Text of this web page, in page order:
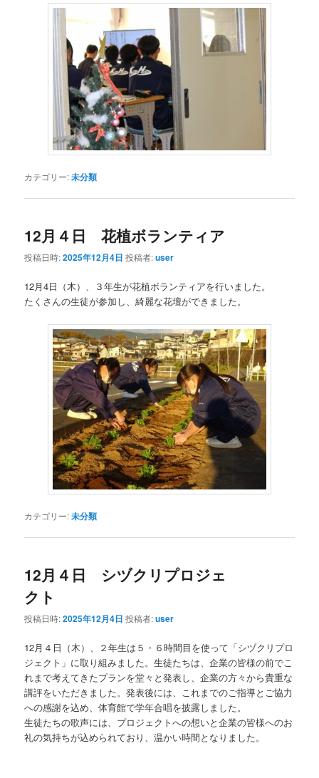
カテゴリー:未分類
12月４日 花植ボランティア
投稿日時:2025年12月4日 投稿者:user
12月4日（木）、３年生が花植ボランティアを行いました。
たくさんの生徒が参加し、綺麗な花壇ができました。
カテゴリー:未分類
12月４日 シヅクリプロジェ
クト
投稿日時:2025年12月4日 投稿者:user
12月４日（木）、２年生は５・６時間目を使って「シヅクリプロ
ジェクト」に取り組みました。生徒たちは、企業の皆様の前でこ
れまで考えてきたプランを堂々と発表し、企業の方々から貴重な
講評をいただきました。発表後には、これまでのご指導とご協力
への感謝を込め、体育館で学年合唱を披露しました。
生徒たちの歌声には、プロジェクトへの想いと企業の皆様へのお
礼の気持ちが込められており、温かい時間となりました。